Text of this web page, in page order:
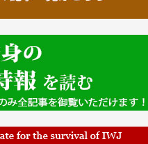
・カンパをいただいた方々
ここにご紹介いたします。